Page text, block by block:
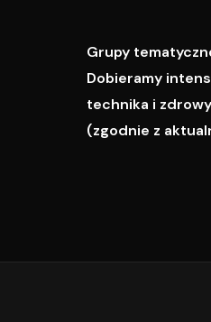
Grupy
Dobieramy
technika i
(zgodnie z